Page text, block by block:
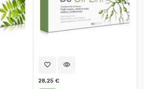
favorite_border visibility
28,25 €